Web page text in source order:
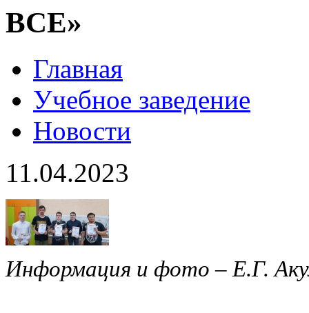
ВСЕ»
Главная
Учебное заведение
Новости
11.04.2023
Информация и фото – Е.Г.